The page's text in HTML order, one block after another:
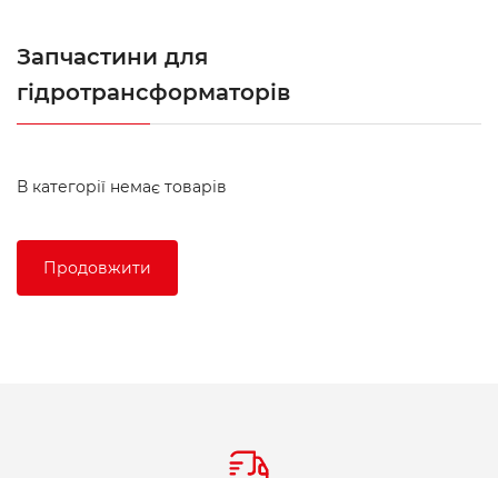
Запчастини для
гідротрансформаторів
В категорії немає товарів
Продовжити